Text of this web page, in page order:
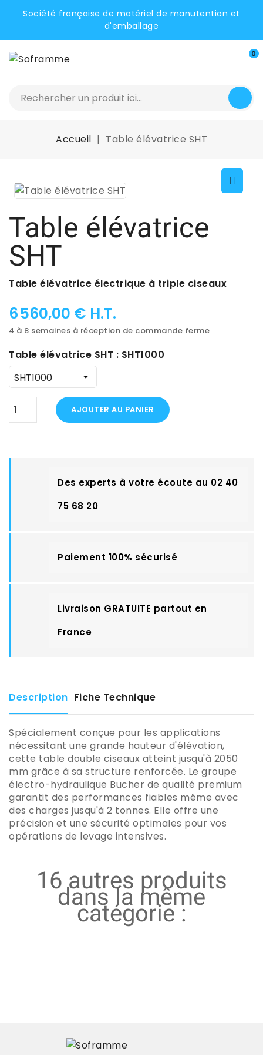
Société française de matériel de manutention et
d'emballage
0
Accueil Table élévatrice SHT
Table élévatrice
SHT
Table élévatrice électrique à triple ciseaux
6 560,00 € H.T.
4 à 8 semaines à réception de commande ferme
Table élévatrice SHT : SHT1000
AJOUTER AU PANIER
Des experts à votre écoute au 02 40
75 68 20
Paiement 100% sécurisé
Livraison GRATUITE partout en
France
Description Fiche Technique
Spécialement conçue pour les applications
nécessitant une grande hauteur d'élévation,
cette table double ciseaux atteint jusqu'à 2050
mm grâce à sa structure renforcée. Le groupe
électro-hydraulique Bucher de qualité premium
garantit des performances fiables même avec
des charges jusqu'à 2 tonnes. Elle offre une
précision et une sécurité optimales pour vos
opérations de levage intensives.
16 autres produits
dans la même
catégorie :